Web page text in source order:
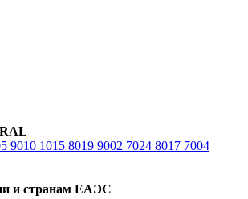
9010 1015 8019 9002 7024 8017 7004
и странам ЕАЭС